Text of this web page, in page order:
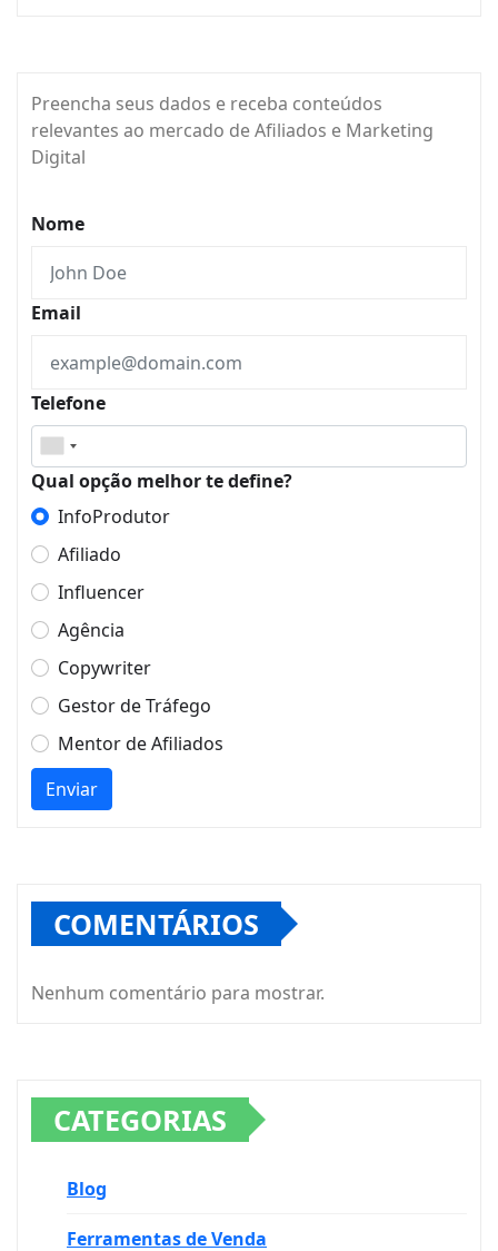
Preencha seus dados e receba conteúdos
relevantes ao mercado de Afiliados e Marketing
Digital
Nome
Email
Telefone
Qual opção melhor te define?
InfoProdutor
Afiliado
Influencer
Agência
Copywriter
Gestor de Tráfego
Mentor de Afiliados
Enviar
COMENTÁRIOS
Nenhum comentário para mostrar.
CATEGORIAS
Blog
Ferramentas de Venda